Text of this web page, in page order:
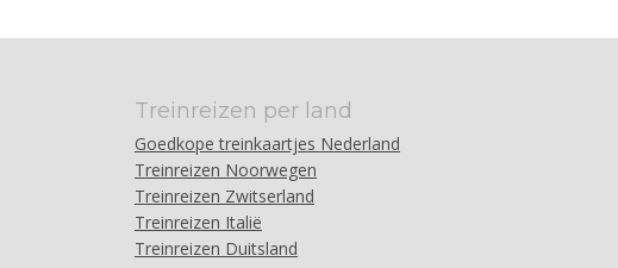
Treinreizen per land
Goedkope treinkaartjes Nederland
Treinreizen Noorwegen
Treinreizen Zwitserland
Treinreizen Italië
Treinreizen Duitsland